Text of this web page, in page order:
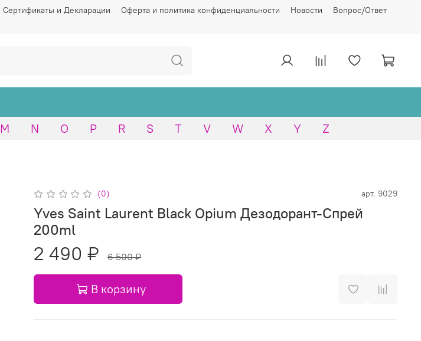
Сертификаты и Декларации Оферта и политика конфиденциальности Новости Вопрос/Ответ
M N O P R S T V W X Y Z
(0) арт. 9029
Yves Saint Laurent Black Opium Дезодорант-Спрей
200ml
2 490 ₽ 6 500 ₽
В корзину